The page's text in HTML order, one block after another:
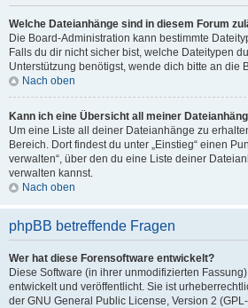
Welche Dateianhänge sind in diesem Forum
Die Board-Administration kann bestimmte
Falls du dir nicht sicher bist, welche Dateitypen
Unterstützung benötigst, wende dich bitte an die
Nach oben
Kann ich eine Übersicht all meiner
Um eine Liste all deiner Dateianhänge zu
Bereich. Dort findest du unter „Einstieg“ einen
verwalten“, über den du eine Liste deiner
verwalten kannst.
Nach oben
phpBB betreffende Fragen
Wer hat diese Forensoftware entwickelt?
Diese Software (in ihrer unmodifizierten
entwickelt und veröffentlicht. Sie ist
der GNU General Public License, Version 2